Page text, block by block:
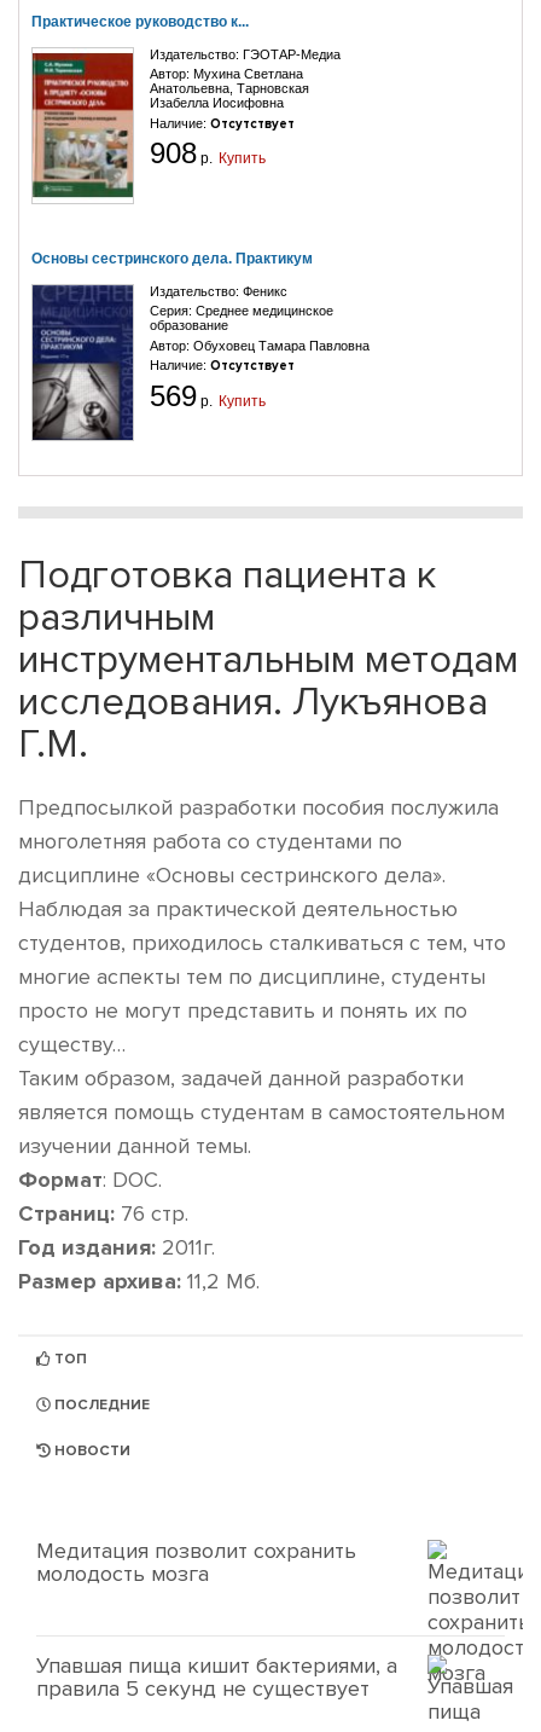
Практическое руководство к...
Издательство: ГЭОТАР-Медиа
Автор: Мухина Светлана
Анатольевна Тарновская
Изабелла Иосифовна
Наличие: Отсутствует
908 р. Купить
Основы сестринского дела. Практикум
Издательство: Феникс
Серия: Среднее медицинское
образование
Автор: Обуховец Тамара Павловна
Наличие: Отсутствует
569 р. Купить
Подготовка пациента к
различным
инструментальным методам
исследования. Лукъянова
Г.М.
Предпосылкой разработки пособия послужила
многолетняя работа со студентами по
дисциплине «Основы сестринского дела».
Наблюдая за практической деятельностью
студентов, приходилось сталкиваться с тем, что
многие аспекты тем по дисциплине, студенты
просто не могут представить и понять их по
существу…
Таким образом, задачей данной разработки
является помощь студентам в самостоятельном
изучении данной темы.
Формат: DOC.
Страниц: 76 стр.
Год издания: 2011г.
Размер архива: 11,2 Мб.
ТОП
ПОСЛЕДНИЕ
НОВОСТИ
Медитация позволит сохранить
молодость мозга
Упавшая пища кишит бактериями, а
правила 5 секунд не существует